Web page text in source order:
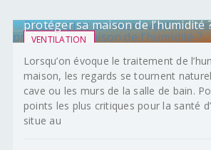
VENTILATION
protéger sa maison de l’humidité
Lorsqu’on évoque le traitement de
maison, les regards se tournent
cave ou les murs de la salle de bain.
points les plus critiques pour la santé
situe au